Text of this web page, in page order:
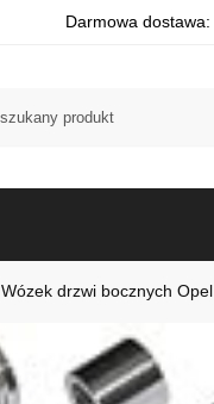
Darmowa dostawa:
Wózek drzwi bocznych Opel